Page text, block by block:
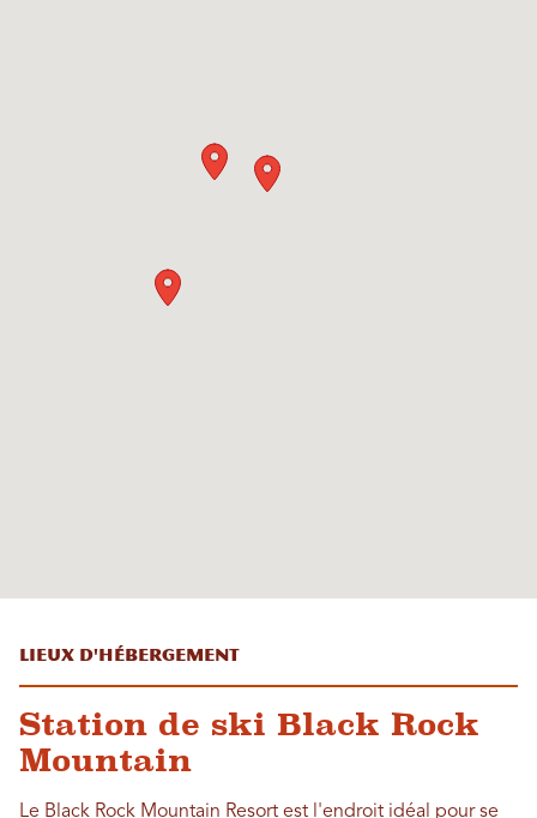
Lieux d'hébergement
Station de ski Black Rock
Mountain
Le Black Rock Mountain Resort est l'endroit idéal pour se